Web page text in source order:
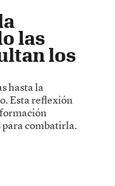
las
los
hasta la
Esta reflexión
combatirla.